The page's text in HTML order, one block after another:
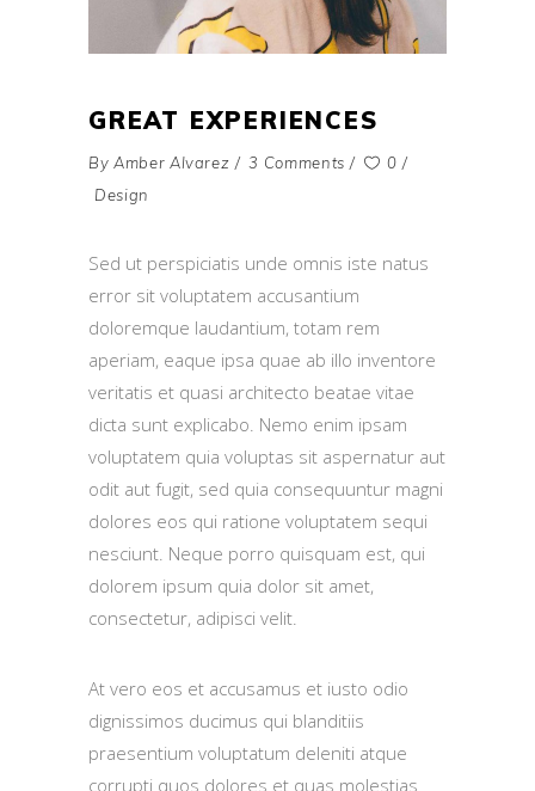
GREAT EXPERIENCES
By Amber Alvarez 3 Comments
0
Design
Sed ut perspiciatis unde omnis iste natus
error sit voluptatem accusantium
doloremque laudantium, totam rem
aperiam, eaque ipsa quae ab illo inventore
veritatis et quasi architecto beatae vitae
dicta sunt explicabo. Nemo enim ipsam
voluptatem quia voluptas sit aspernatur aut
odit aut fugit, sed quia consequuntur magni
dolores eos qui ratione voluptatem sequi
nesciunt. Neque porro quisquam est, qui
dolorem ipsum quia dolor sit amet,
consectetur, adipisci velit.
At vero eos et accusamus et iusto odio
dignissimos ducimus qui blanditiis
praesentium voluptatum deleniti atque
corrupti quos dolores et quas molestias